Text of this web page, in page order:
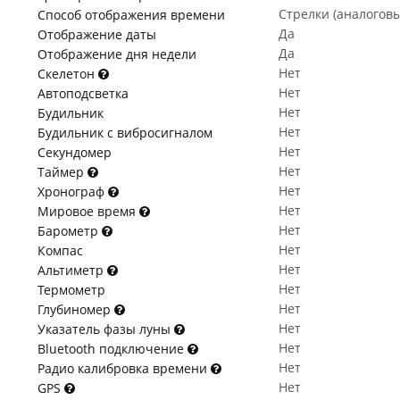
Способ отображения времени
Стрелки
Отображение даты
Да
Отображение дня недели
Да
Скелетон
Нет
Автоподсветка
Нет
Будильник
Нет
Будильник с вибросигналом
Нет
Секундомер
Нет
Таймер
Нет
Хронограф
Нет
Мировое время
Нет
Барометр
Нет
Компас
Нет
Альтиметр
Нет
Термометр
Нет
Глубиномер
Нет
Указатель фазы луны
Нет
Bluetooth подключение
Нет
Радио калибровка времени
Нет
GPS
Нет